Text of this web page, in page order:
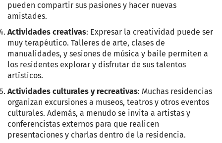
pueden compartir sus pasiones y hacer nuevas
amistades.
Actividades creativas: Expresar la creatividad puede ser
muy terapéutico. Talleres de arte, clases de
manualidades, y sesiones de música y baile permiten a
los residentes explorar y disfrutar de sus talentos
artísticos.
Actividades culturales y recreativas: Muchas residencias
organizan excursiones a museos, teatros y otros eventos
culturales. Además, a menudo se invita a artistas y
conferencistas externos para que realicen
presentaciones y charlas dentro de la residencia.